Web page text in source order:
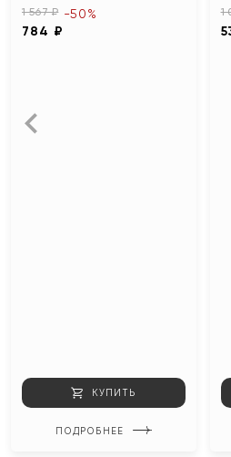
1 567 ₽
784 ₽
-50%
КУПИТЬ
ПОДРОБНЕЕ
1